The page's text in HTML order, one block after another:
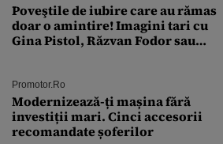
Poveştile de iubire care au rămas
doar o amintire! Imagini tari cu
Gina Pistol, Răzvan Fodor sau
Promotor.ro
Modernizează-ți mașina fără
investiții mari. Cinci accesorii
recomandate șoferilor